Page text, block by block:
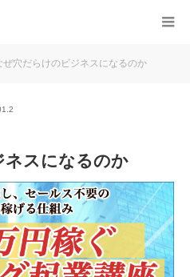
ぜ穴だらけのビジネスになるのか
ネスになるのか